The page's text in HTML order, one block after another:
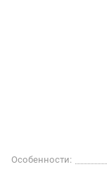
Особенности: